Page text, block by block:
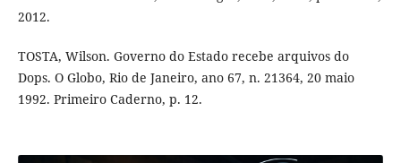
2012.
TOSTA, Wilson. Governo do Estado recebe arquivos do
Dops. O Globo, Rio de Janeiro, ano 67, n. 21364, 20 maio
1992. Primeiro Caderno, p. 12.